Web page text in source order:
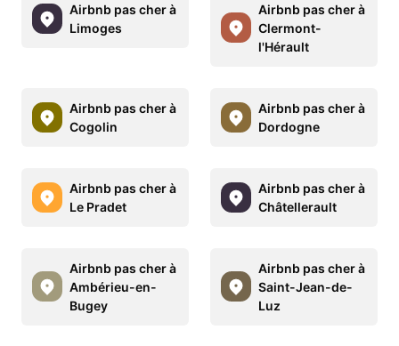
Airbnb pas cher à
Limoges
Airbnb pas cher à
Clermont-
l'Hérault
Airbnb pas cher à
Cogolin
Airbnb pas cher à
Dordogne
Airbnb pas cher à
Le Pradet
Airbnb pas cher à
Châtellerault
Airbnb pas cher à
Ambérieu-en-
Bugey
Airbnb pas cher à
Saint-Jean-de-
Luz